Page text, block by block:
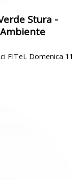
Stura -
FITeL Domenica 11